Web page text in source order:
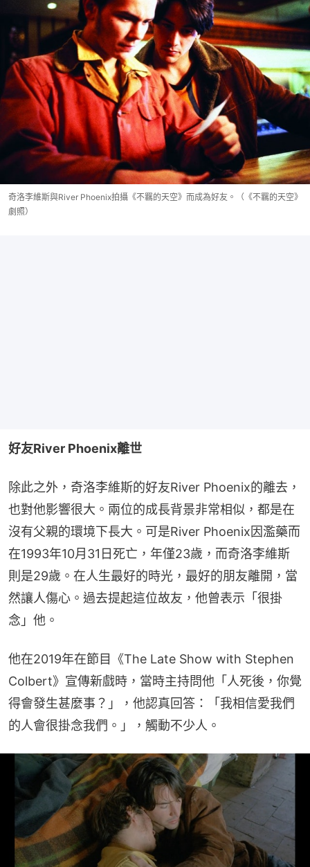
奇洛李維斯與River Phoenix拍攝《不羈的天空》而成為好友。（《不羈的天空》
劇照）
好友River Phoenix離世
除此之外，奇洛李維斯的好友River Phoenix的離去，
也對他影響很大。兩位的成長背景非常相似，都是在
沒有父親的環境下長大。可是River Phoenix因濫藥而
在1993年10月31日死亡，年僅23歲，而奇洛李維斯
則是29歲。在人生最好的時光，最好的朋友離開，當
然讓人傷心。過去提起這位故友，他曾表示「很掛
念」他。
他在2019年在節目《The Late Show with Stephen
Colbert》宣傳新戲時，當時主持問他「人死後，你覺
得會發生甚麼事？」，他認真回答：「我相信愛我們
的人會很掛念我們。」，觸動不少人。